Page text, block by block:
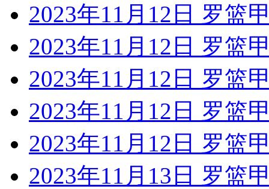
2023年11月12日 罗篮
2023年11月12日 罗篮
2023年11月12日 罗篮
2023年11月12日 罗篮
2023年11月12日 罗篮
2023年11月13日 罗篮